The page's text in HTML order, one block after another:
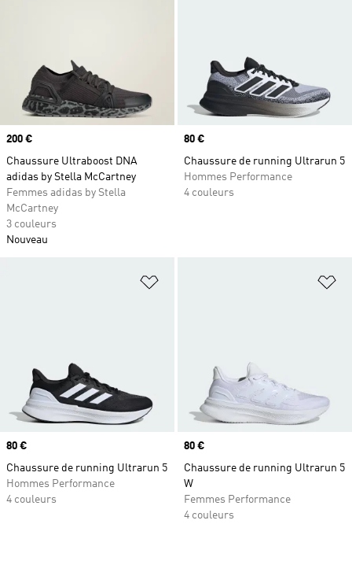
Prix
200 €
Chaussure Ultraboost DNA
adidas by Stella McCartney
Femmes adidas by Stella
McCartney
3 couleurs
Nouveau
Prix
80 €
Chaussure de running Ultrarun 5
Hommes Performance
4 couleurs
Ajouter à la Liste de produits
Prix
80 €
Chaussure de running Ultrarun 5
Hommes Performance
4 couleurs
Prix
80 €
Chaussure de running Ultrarun 5
W
Femmes Performance
4 couleurs